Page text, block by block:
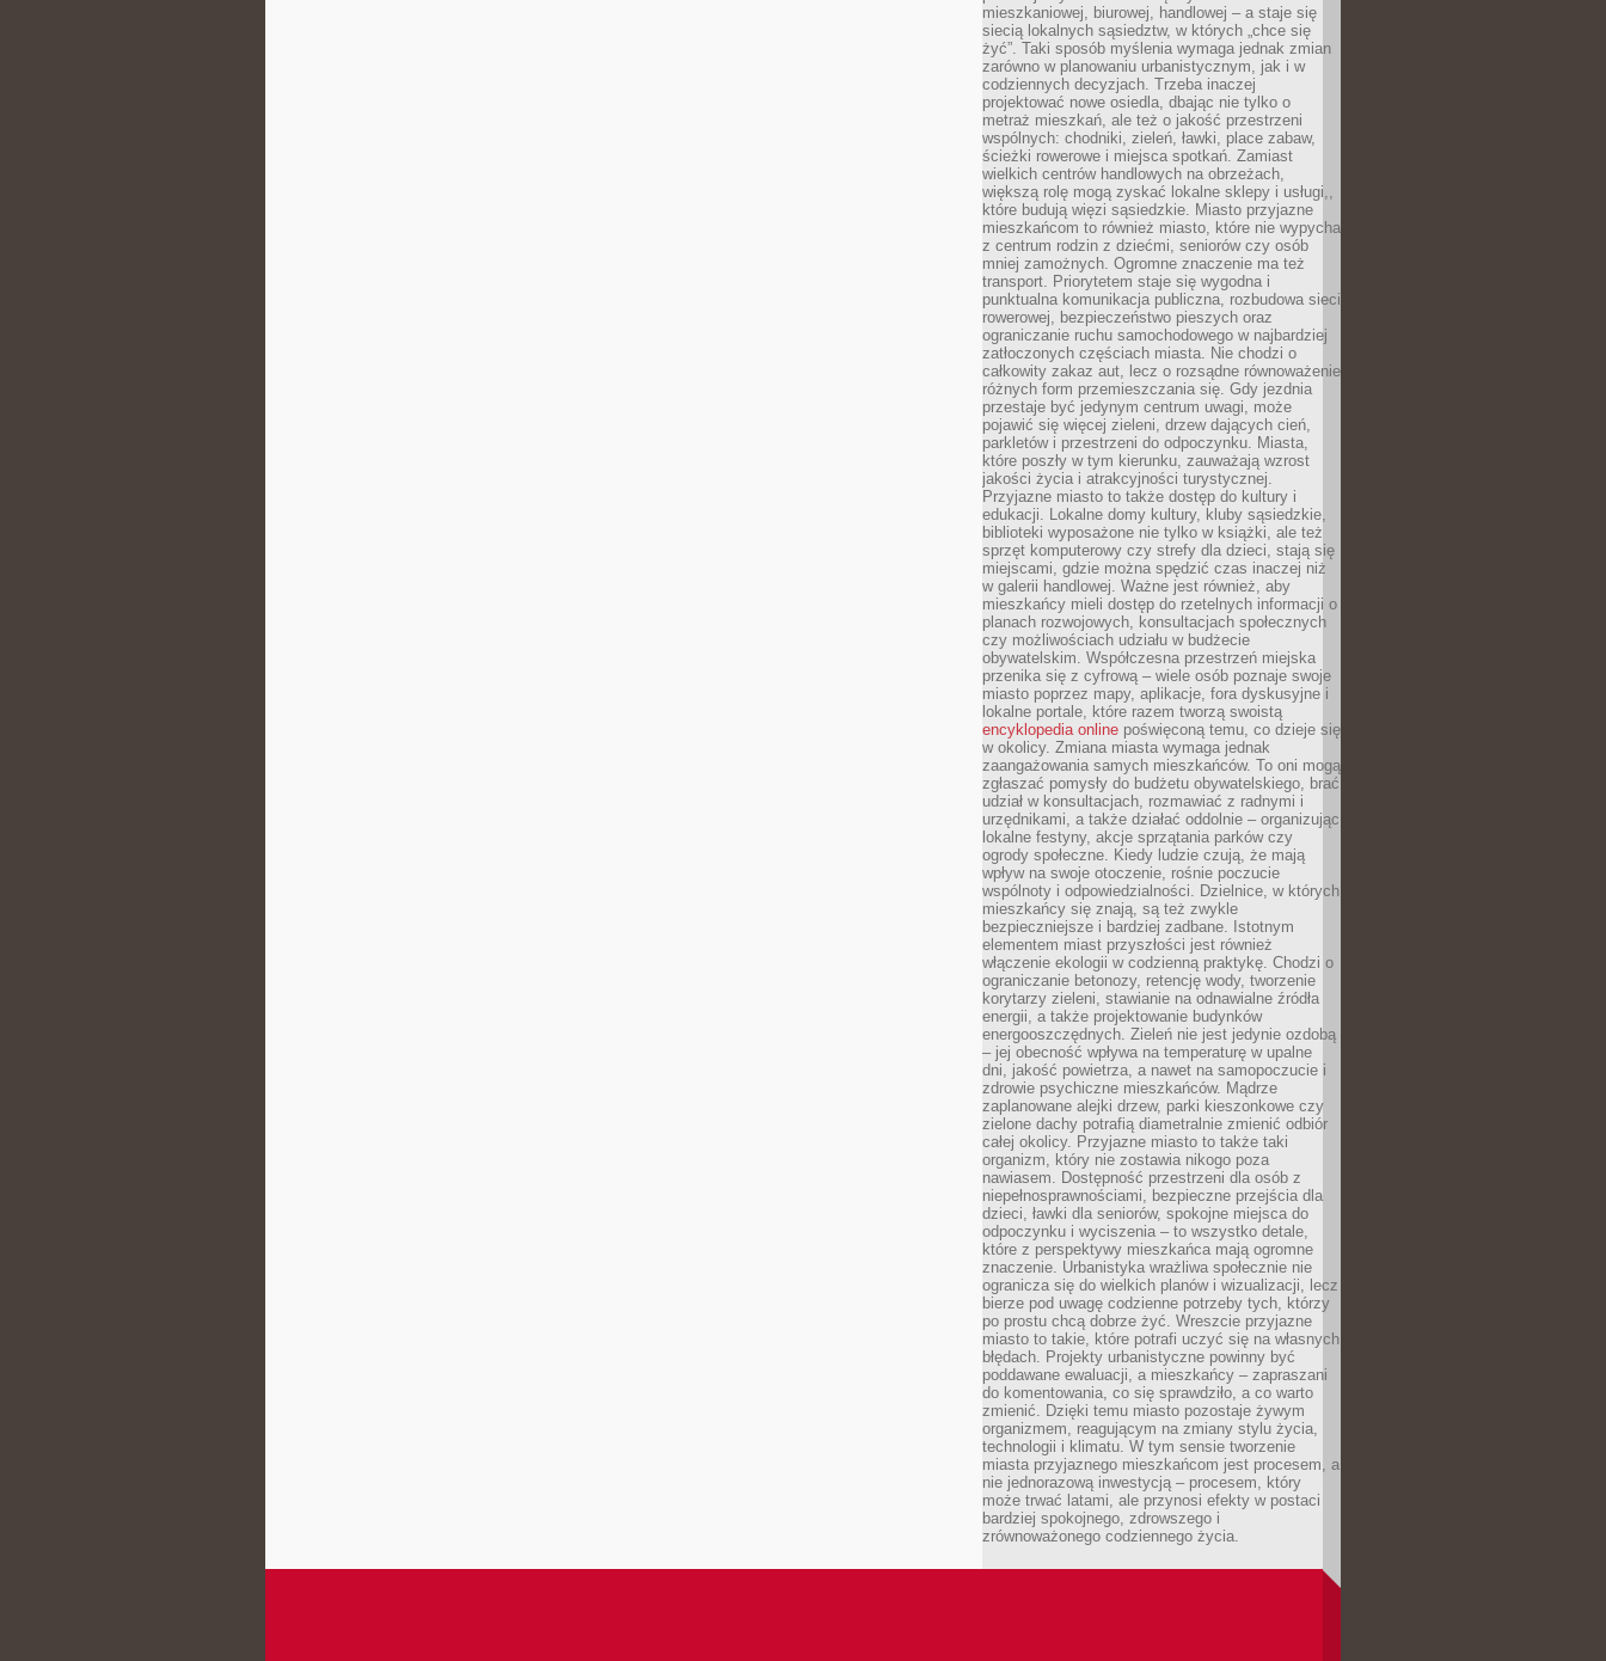
mieszkaniowej, biurowej, handlowej – a staje się
siecią lokalnych sąsiedztw, w których „chce się
żyć”. Taki sposób myślenia wymaga jednak zmian
zarówno w planowaniu urbanistycznym, jak i w
codziennych decyzjach. Trzeba inaczej
projektować nowe osiedla, dbając nie tylko o
metraż mieszkań, ale też o jakość przestrzeni
wspólnych: chodniki, zieleń, ławki, place zabaw,
ścieżki rowerowe i miejsca spotkań. Zamiast
wielkich centrów handlowych na obrzeżach,
większą rolę mogą zyskać lokalne sklepy i usługi,,
które budują więzi sąsiedzkie. Miasto przyjazne
mieszkańcom to również miasto, które nie wypycha
z centrum rodzin z dziećmi, seniorów czy osób
mniej zamożnych. Ogromne znaczenie ma też
transport. Priorytetem staje się wygodna i
punktualna komunikacja publiczna, rozbudowa sieci
rowerowej, bezpieczeństwo pieszych oraz
ograniczanie ruchu samochodowego w najbardziej
zatłoczonych częściach miasta. Nie chodzi o
całkowity zakaz aut, lecz o rozsądne równoważenie
różnych form przemieszczania się. Gdy jezdnia
przestaje być jedynym centrum uwagi, może
pojawić się więcej zieleni, drzew dających cień,
parkletów i przestrzeni do odpoczynku. Miasta,
które poszły w tym kierunku, zauważają wzrost
jakości życia i atrakcyjności turystycznej.
Przyjazne miasto to także dostęp do kultury i
edukacji. Lokalne domy kultury, kluby sąsiedzkie,
biblioteki wyposażone nie tylko w książki, ale też
sprzęt komputerowy czy strefy dla dzieci, stają się
miejscami, gdzie można spędzić czas inaczej niż
w galerii handlowej. Ważne jest również, aby
mieszkańcy mieli dostęp do rzetelnych informacji o
planach rozwojowych, konsultacjach społecznych
czy możliwościach udziału w budżecie
obywatelskim. Współczesna przestrzeń miejska
przenika się z cyfrową – wiele osób poznaje swoje
miasto poprzez mapy, aplikacje, fora dyskusyjne i
lokalne portale, które razem tworzą swoistą
encyklopedia online poświęconą temu, co dzieje się
w okolicy. Zmiana miasta wymaga jednak
zaangażowania samych mieszkańców. To oni mogą
zgłaszać pomysły do budżetu obywatelskiego, brać
udział w konsultacjach, rozmawiać z radnymi i
urzędnikami, a także działać oddolnie – organizując
lokalne festyny, akcje sprzątania parków czy
ogrody społeczne. Kiedy ludzie czują, że mają
wpływ na swoje otoczenie, rośnie poczucie
wspólnoty i odpowiedzialności. Dzielnice, w których
mieszkańcy się znają, są też zwykle
bezpieczniejsze i bardziej zadbane. Istotnym
elementem miast przyszłości jest również
włączenie ekologii w codzienną praktykę. Chodzi o
ograniczanie betonozy, retencję wody, tworzenie
korytarzy zieleni, stawianie na odnawialne źródła
energii, a także projektowanie budynków
energooszczędnych. Zieleń nie jest jedynie ozdobą
– jej obecność wpływa na temperaturę w upalne
dni, jakość powietrza, a nawet na samopoczucie i
zdrowie psychiczne mieszkańców. Mądrze
zaplanowane alejki drzew, parki kieszonkowe czy
zielone dachy potrafią diametralnie zmienić odbiór
całej okolicy. Przyjazne miasto to także taki
organizm, który nie zostawia nikogo poza
nawiasem. Dostępność przestrzeni dla osób z
niepełnosprawnościami, bezpieczne przejścia dla
dzieci, ławki dla seniorów, spokojne miejsca do
odpoczynku i wyciszenia – to wszystko detale,
które z perspektywy mieszkańca mają ogromne
znaczenie. Urbanistyka wrażliwa społecznie nie
ogranicza się do wielkich planów i wizualizacji, lecz
bierze pod uwagę codzienne potrzeby tych, którzy
po prostu chcą dobrze żyć. Wreszcie przyjazne
miasto to takie, które potrafi uczyć się na własnych
błędach. Projekty urbanistyczne powinny być
poddawane ewaluacji, a mieszkańcy – zapraszani
do komentowania, co się sprawdziło, a co warto
zmienić. Dzięki temu miasto pozostaje żywym
organizmem, reagującym na zmiany stylu życia,
technologii i klimatu. W tym sensie tworzenie
miasta przyjaznego mieszkańcom jest procesem, a
nie jednorazową inwestycją – procesem, który
może trwać latami, ale przynosi efekty w postaci
bardziej spokojnego, zdrowszego i
zrównoważonego codziennego życia.